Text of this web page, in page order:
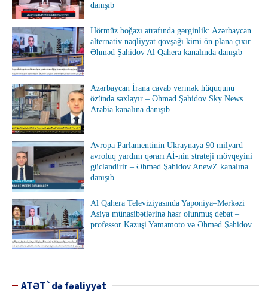
danışıb
Hörmüz boğazı ətrafında gərginlik: Azərbaycan
alternativ nəqliyyat qovşağı kimi ön plana çıxır –
Əhməd Şahidov Al Qahera kanalında danışıb
Azərbaycan İrana cavab vermək hüququnu
özündə saxlayır – Əhməd Şahidov Sky News
Arabia kanalına danışıb
Avropa Parlamentinin Ukraynaya 90 milyard
avroluq yardım qərarı Aİ-nin strateji mövqeyini
gücləndirir – Əhməd Şahidov AnewZ kanalına
danışıb
Al Qahera Televiziyasında Yaponiya–Mərkəzi
Asiya münasibətlərinə həsr olunmuş debat –
professor Kazuşi Yamamoto və Əhməd Şahidov
ATƏT`də fəaliyyət